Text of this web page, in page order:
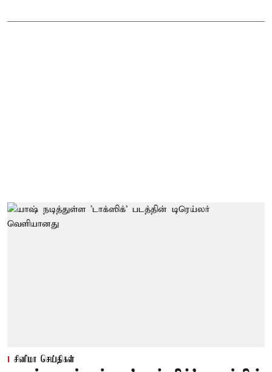
சினிமா செய்திகள்